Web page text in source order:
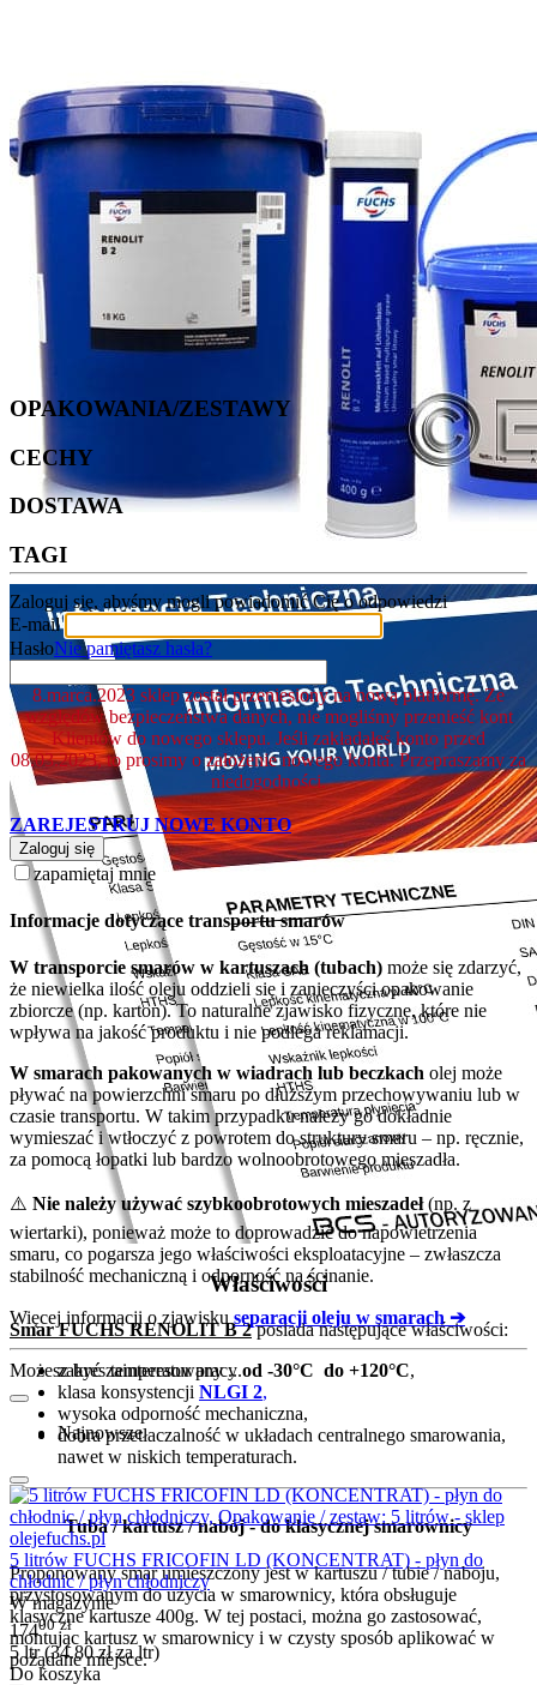
Właściwości
Smar FUCHS RENOLIT B 2 posiada następujące właściwości:
zakres temperatur pracyod -30°C do +120°C,
klasa konsystencji NLGI 2,
wysoka odporność mechaniczna,
dobra przetłaczalność w układach centralnego smarowania,
nawet w niskich temperaturach.
Tuba / kartusz / nabój - do klasycznej smarownicy
Proponowany smar umieszczony jest w kartuszu / tubie / naboju,
przystosowanym do użycia w smarownicy, która obsługuje
klasyczne kartusze 400g. W tej postaci, można go zastosować,
montując kartusz w smarownicy i w czysty sposób aplikować w
pożądane miejsce.
OPAKOWANIA/ZESTAWY
CECHY
DOSTAWA
TAGI
Zaloguj się, abyśmy mogli powiadomić Cię o odpowiedzi
E-mail
HasłoNie pamiętasz hasła?
8.marca.2023 sklep został przeniesiony na nową platformę. Ze
względów bezpieczeństwa danych, nie mogliśmy przenieść kont
Klientów do nowego sklepu. Jeśli zakładałeś konto przed
08.03.2023, to prosimy o założenie nowego konta. Przepraszamy za
niedogodności.
ZAREJESTRUJ NOWE KONTO
Zaloguj się
zapamiętaj mnie
Informacje dotyczące transportu smarów
W transporcie smarów w kartuszach (tubach) może się zdarzyć,
że niewielka ilość oleju oddzieli się i zanieczyści opakowanie
zbiorcze (np. karton). To naturalne zjawisko fizyczne, które nie
wpływa na jakość produktu i nie podlega reklamacji.
W smarach pakowanych w wiadrach lub beczkach olej może
pływać na powierzchni smaru po dłuższym przechowywaniu lub w
czasie transportu. W takim przypadku należy go dokładnie
wymieszać i wtłoczyć z powrotem do struktury smaru – np. ręcznie,
za pomocą łopatki lub bardzo wolnoobrotowego mieszadła.
⚠️ Nie należy używać szybkoobrotowych mieszadeł(np. z
wiertarki), ponieważ może to doprowadzić do napowietrzenia
smaru, co pogarsza jego właściwości eksploatacyjne – zwłaszcza
stabilność mechaniczną i odporność na ścinanie.
Więcej informacji o zjawisku separacji oleju w smarach ➔
Możesz być zainteresowany ...
Najnowsze
5 litrów FUCHS FRICOFIN LD (KONCENTRAT) - płyn do
chłodnic / płyn chłodniczy
W magazynie
17400 zł
5 ltr (34.80złza ltr)
Do koszyka